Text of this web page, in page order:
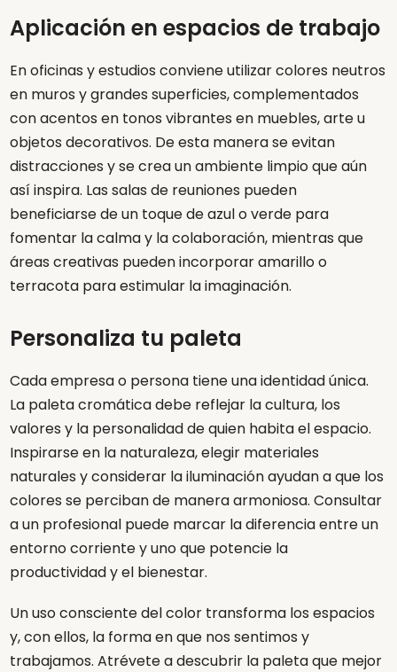
Aplicación en espacios de trabajo
En oficinas y estudios conviene utilizar colores neutros
en muros y grandes superficies, complementados
con acentos en tonos vibrantes en muebles, arte u
objetos decorativos. De esta manera se evitan
distracciones y se crea un ambiente limpio que aún
así inspira. Las salas de reuniones pueden
beneficiarse de un toque de azul o verde para
fomentar la calma y la colaboración, mientras que
áreas creativas pueden incorporar amarillo o
terracota para estimular la imaginación.
Personaliza tu paleta
Cada empresa o persona tiene una identidad única.
La paleta cromática debe reflejar la cultura, los
valores y la personalidad de quien habita el espacio.
Inspirarse en la naturaleza, elegir materiales
naturales y considerar la iluminación ayudan a que los
colores se perciban de manera armoniosa. Consultar
a un profesional puede marcar la diferencia entre un
entorno corriente y uno que potencie la
productividad y el bienestar.
Un uso consciente del color transforma los espacios
y, con ellos, la forma en que nos sentimos y
trabajamos. Atrévete a descubrir la paleta que mejor